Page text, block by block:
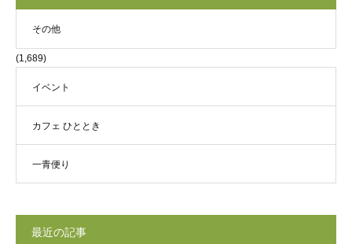
その他
(1,689)
イベント
カフェ ひととき
一青便り
最近の記事